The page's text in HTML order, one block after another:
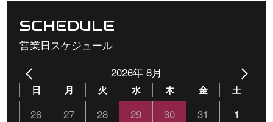
SCHEDULE
営業日スケジュール
2026年 8月
日 月 火 水 木 金 土
26 27 28 29 30 31
1